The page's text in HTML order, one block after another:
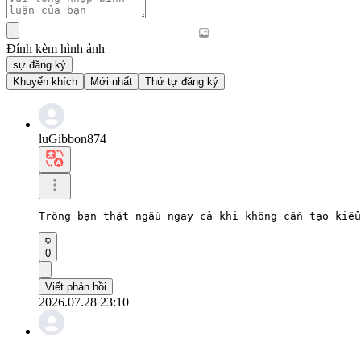
Đính kèm hình ảnh
sự đăng ký
Khuyến khích
Mới nhất Thứ tự đăng ký
luGibbon874
Trông bạn thật ngầu ngay cả khi không cần tạo
0
Viết phản hồi
2026.07.28 23:10